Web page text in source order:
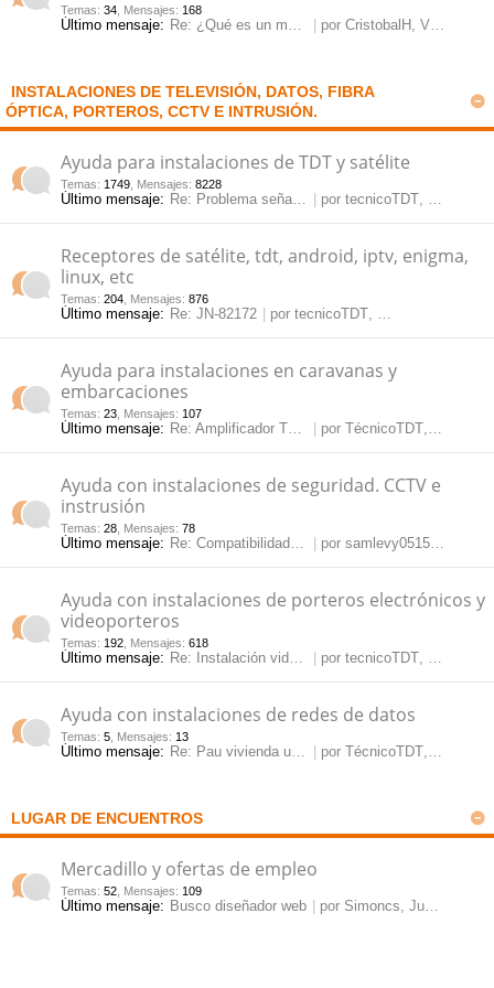
do
o
s
se
Temas: 34 Mensajes: 168
Último mensaje: Re: ¿Qué es un modulador y pa… por CristobalH , Vie May 23, 2025 2:20 pm
INSTALACIONES DE TELEVISIÓN, DATOS, FIBRA
ÓPTICA, PORTEROS, CCTV E INTRUSIÓN.
Ayuda para instalaciones de TDT y satélite
Temas: 1749 Mensajes: 8228
Último mensaje: Re: Problema señal satélite por tecnicoTDT, Lun Jun 08, 2026 10:59 am
Receptores de satélite, tdt, android, iptv, enigma,
linux, etc
Temas: 204 Mensajes: 876
Último mensaje: Re: JN-82172 por tecnicoTDT, Vie May 15, 2026 12:09 pm
Ayuda para instalaciones en caravanas y
embarcaciones
Temas: 23 Mensajes: 107
Último mensaje: Re: Amplificador TDT para car… por TécnicoTDT, Jue Mar 14, 2024 3:35 pm
Ayuda con instalaciones de seguridad. CCTV e
instrusión
Temas: 28 Mensajes: 78
Último mensaje: Re: Compatibilidad NVR onvif … por samlevy0515, Jue
Ayuda con instalaciones de porteros electrónicos y
videoporteros
Temas: 192 Mensajes: 618
Último mensaje: Re: Instalación videoportero … por tecnicoTDT, Mar Jul 28, 2026 10:54 am
Ayuda con instalaciones de redes de datos
Temas: 5 Mensajes: 13
Último mensaje: Re: Pau vivienda unifamiliar por TécnicoTDT, Vie Mar 15, 2024 11:54 am
LUGAR DE ENCUENTROS
Mercadillo y ofertas de empleo
Temas: 52 Mensajes: 109
Último mensaje: Busco diseñador web por Simoncs, Jue Mar 12, 2026 3:10 pm